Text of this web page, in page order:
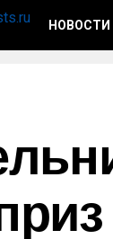
НОВОСТИ